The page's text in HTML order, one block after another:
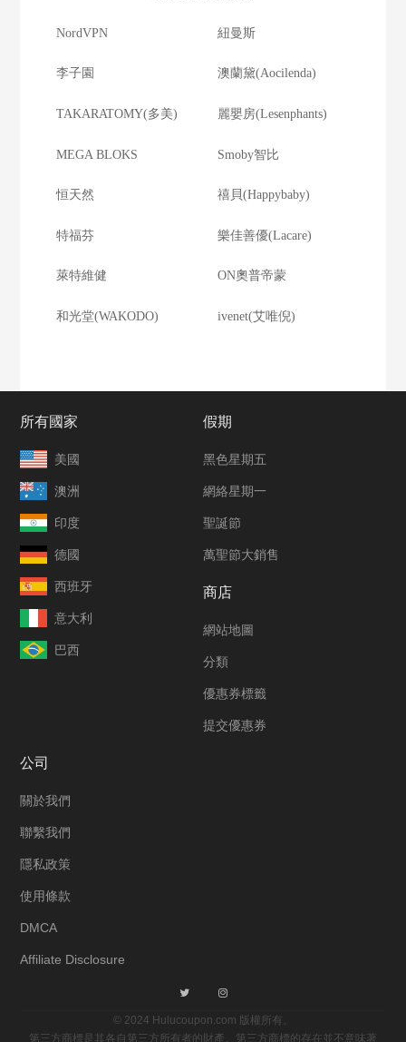
NordVPN 紐曼斯
李子園 澳蘭黛(Aocilenda)
TAKARATOMY(多美) 麗嬰房(Lesenphants)
MEGA BLOKS Smoby智比
恒天然 禧貝(Happybaby)
特福芬 樂佳善優(Lacare)
萊特維健 ON奧普帝蒙
和光堂(WAKODO) ivenet(艾唯倪)
所有國家
美國
澳洲
印度
德國
西班牙
意大利
巴西
假期
黑色星期五
網絡星期一
聖誕節
萬聖節大銷售
商店
網站地圖
分類
優惠券標籤
提交優惠券
公司
關於我們
聯繫我們
隱私政策
使用條款
DMCA
Affiliate Disclosure
© 2024 Hulucoupon.com 版權所有。
第三方商標是其各自第三方所有者的財產。第三方商標的存在並不意味著